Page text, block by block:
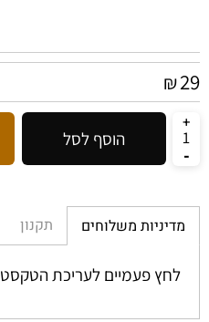
₪29
הוסף לסל
מדיניות משלוחים תקנון
לחץ פעמיים לעריכת הטקסט